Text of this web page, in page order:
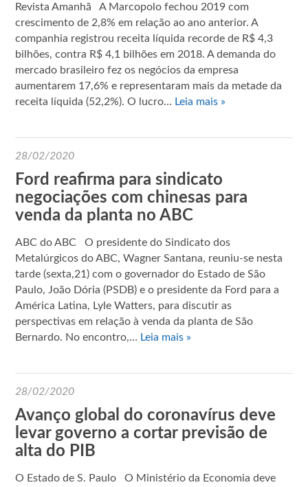
Revista Amanhã A Marcopolo fechou 2019 com
crescimento de 2,8% em relação ao ano anterior. A
companhia registrou receita líquida recorde de R$ 4,3
bilhões, contra R$ 4,1 bilhões em 2018. A demanda do
mercado brasileiro fez os negócios da empresa
aumentarem 17,6% e representaram mais da metade da
receita líquida (52,2%). O lucro… Leia mais »
28/02/2020
Ford reafirma para sindicato
negociações com chinesas para
venda da planta no ABC
ABC do ABC O presidente do Sindicato dos
Metalúrgicos do ABC, Wagner Santana, reuniu-se nesta
tarde (sexta,21) com o governador do Estado de São
Paulo, João Dória (PSDB) e o presidente da Ford para a
América Latina, Lyle Watters, para discutir as
perspectivas em relação à venda da planta de São
Bernardo. No encontro,… Leia mais »
28/02/2020
Avanço global do coronavírus deve
levar governo a cortar previsão de
alta do PIB
O Estado de S. Paulo O Ministério da Economia deve